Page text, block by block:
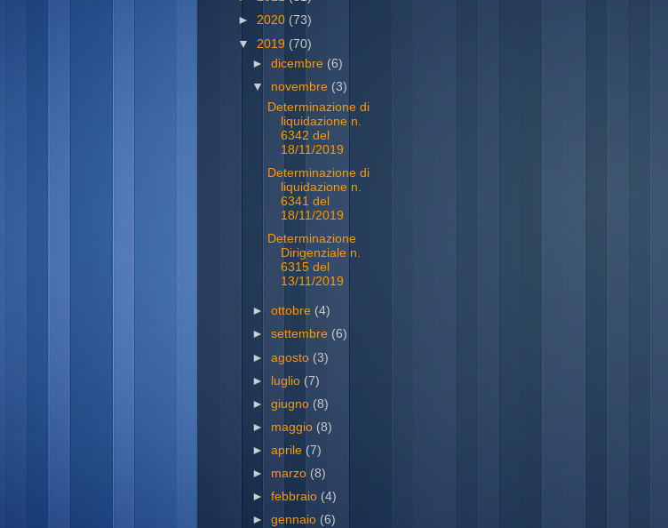
► 2020 (73)
▼ 2019 (70)
►dicembre (6)
▼ novembre (3)
Determinazione di
liquidazione n.
6342 del
18/11/2019
Determinazione di
liquidazione n.
6341 del
18/11/2019
Determinazione
Dirigenziale n.
6315 del
13/11/2019
►ottobre (4)
►settembre (6)
►agosto (3)
► luglio (7)
►giugno (8)
► maggio (8)
►aprile (7)
► marzo (8)
►febbraio (4)
►gennaio (6)